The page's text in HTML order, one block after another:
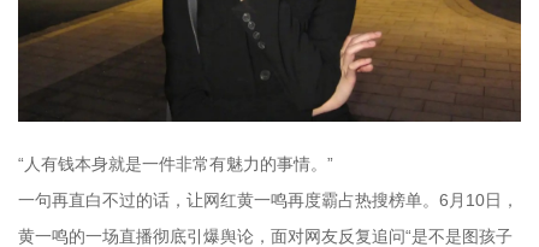
“人有钱本身就是一件非常有魅力的事情。”
一句再直白不过的话，让网红黄一鸣再度霸占热搜榜单。6月10日，
黄一鸣的一场直播彻底引爆舆论，面对网友反复追问“是不是图孩子